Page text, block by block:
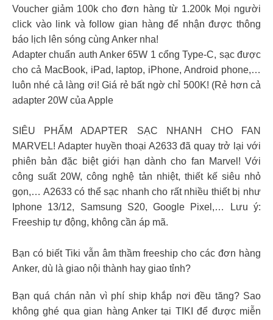
Voucher giảm 100k cho đơn hàng từ 1.200k Mọi người
click vào link và follow gian hàng để nhận được thông
báo lịch lên sóng cùng Anker nha!
Adapter chuẩn auth Anker 65W 1 cổng Type-C, sạc được
cho cả MacBook, iPad, laptop, iPhone, Android phone,…
luôn nhé cả làng ơi! Giá rẻ bất ngờ chỉ 500K! (Rẻ hơn cả
adapter 20W của Apple
SIÊU PHẨM ADAPTER SẠC NHANH CHO FAN
MARVEL! Adapter huyền thoại A2633 đã quay trở lại với
phiên bản đặc biệt giới hạn dành cho fan Marvel! Với
công suất 20W, công nghệ tản nhiệt, thiết kế siêu nhỏ
gọn,… A2633 có thể sạc nhanh cho rất nhiều thiết bị như
Iphone 13/12, Samsung S20, Google Pixel,… Lưu ý:
Freeship tự động, không cần áp mã.
Bạn có biết Tiki vẫn âm thầm freeship cho các đơn hàng
Anker, dù là giao nội thành hay giao tỉnh?
Bạn quá chán nản vì phí ship khắp nơi đều tăng? Sao
không ghé qua gian hàng Anker tại TIKI để được miễn